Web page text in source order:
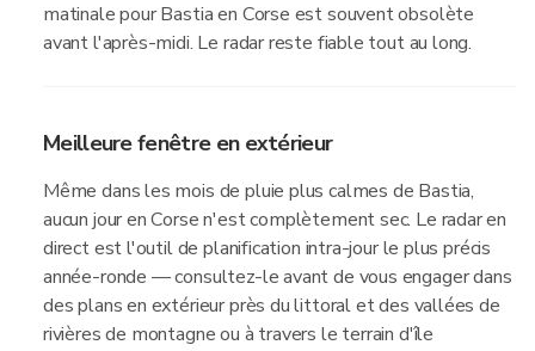
matinale pour Bastia en Corse est souvent obsolète
avant l'après-midi. Le radar reste fiable tout au long.
Meilleure fenêtre en extérieur
Même dans les mois de pluie plus calmes de Bastia,
aucun jour en Corse n'est complètement sec. Le radar en
direct est l'outil de planification intra-jour le plus précis
année-ronde — consultez-le avant de vous engager dans
des plans en extérieur près du littoral et des vallées de
rivières de montagne ou à travers le terrain d'île